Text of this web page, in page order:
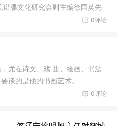
牒文化研究会副主编徐国英先
评〈略述古代名人对“东海 0评论
尤在诗文、戏 曲、绘画、书法
谈的是他的书画艺术。
0评论